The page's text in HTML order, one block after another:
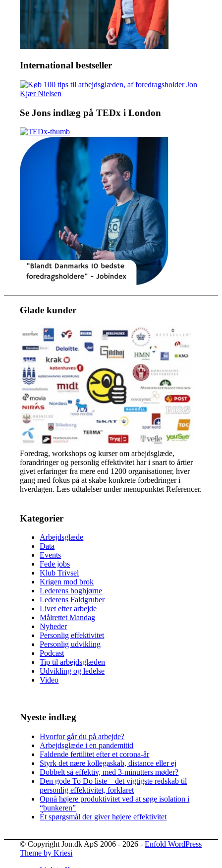
International bestseller
Se Jons indlæg på TEDx i London
Glade kunder
Foredrag, workshops og kurser om arbejdsglæde,
forandringer og personlig effektivitet har i snart to årtier
givet erfaringer fra mere end 1200 organisationer, hver
gang med fokus på at skabe konkrete forbedringer i
hverdagen. Læs udtalelser under menupunktet Referencer.
Kategorier
Arbejdsglæde
Data
Events
Fede jobs
Klub Trivsel
Krigen mod brok
Lederens boghjørne
Lederens Faldgruber
Livet efter arbejde
Målrettet Mandag
Nyheder
Personlig effektivitet
Personlig udvikling
Podcast
Tip til arbejdsglæden
Udvikling og ledelse
Video
Nyeste indlæg
Hvorfor går du på arbejde?
Arbejdsglæde i en pandemitid
Faldende fertilitet efter et corona-år
Styrk det nære kollegaskab, distance eller ej
Dobbelt så effektiv, med 3-minutters møder?
Den gode To Do liste – det vigtigste redskab til
personlig effektivitet, forklaret
Opnå højere produktivitet ved at søge isolation i
“bunkeren”
Ét spørgsmål der giver højere effektivitet
© Copyright Jon.dk ApS 2006 - 2026 -Enfold WordPress
Theme by Kriesi